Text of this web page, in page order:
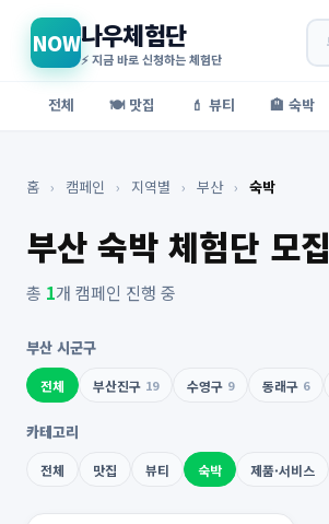
NOW나우체험단
⚡ 지금 바로 신청하는 체험단
전체 🍽️ 맛집 💄 뷰티 🏨 숙박
홈 › 캠페인 › 지역별 › 부산 › 숙박
부산 숙박 체험단 모집
총 1개 캠페인 진행 중
부산 시군구
전체 부산진구 19 수영구 9 동래구 6
카테고리
전체 맛집 뷰티 숙박 제품·서비스